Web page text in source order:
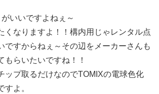
いいですよねぇ～
くなりますよ！！構内用じゃレンタル点
ですからねぇ～その辺をメーカーさんも
もらいたいですね！！
ップ取るだけなのでTOMIXの電球色化
すよ。